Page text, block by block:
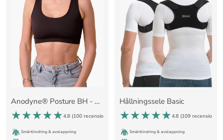
Anodyne® Posture BH - Svart
4.8 (100 recensioner
Smärtlindring & avslappning
Hållningssele Basic
4.8 (109 recensioner
Smärtlindring & avslappning